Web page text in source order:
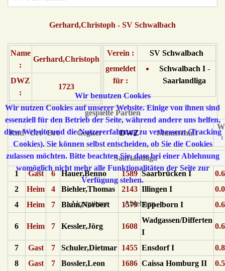
Gerhard,Christoph - SV Schwalbach
Name
:
Gerhard,Christoph
DWZ
:
1723
Verein :
SV Schwalbach
gemeldet
für :
Schwalbach I-
Saarlandliga
gespielte Partien
Rnd Ort Brt Gegner DWZ Mannschaft
W
¹
Saarlandliga
1
Gast 6 Hauer,Benno 1589 Saarbrücken I
2
Heim 4 Biehler,Thomas 2143 Illingen I
4
Heim 7 Blum,Norbert 1579 Eppelborn I
6 Heim 7 Kessler,Jörg 1608
Wadgassen/Differten
I
7 Gast 7 Schuler,Dietmar 1455 Ensdorf I
8
Gast 7 Bossler,Leon 1686 Caissa Homburg II
Wir benutzen Cookies
Wir nutzen Cookies auf unserer Website. Einige von ihnen sind
essenziell für den Betrieb der Seite, während andere uns helfen,
diese Website und die Nutzererfahrung zu verbessern (Tracking
Cookies). Sie können selbst entscheiden, ob Sie die Cookies
zulassen möchten. Bitte beachten Sie, dass bei einer Ablehnung
womöglich nicht mehr alle Funktionalitäten der Seite zur
Verfügung stehen.
Akzeptieren Ablehnen